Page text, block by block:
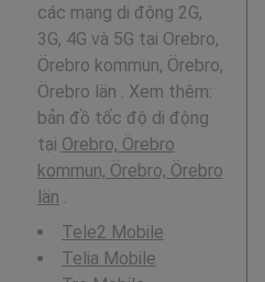
các mạng di động 2G,
3G, 4G và 5G tại Orebro,
Örebro kommun, Örebro,
Örebro län . Xem thêm:
bản đồ tốc độ di động
tại Orebro, Örebro
kommun, Örebro, Örebro
län
Tele2 Mobile
Telia Mobile